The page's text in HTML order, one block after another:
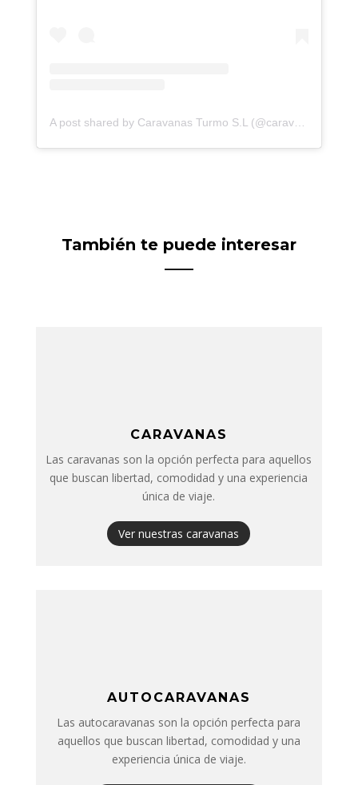
A post shared by Caravanas Turmo S.L (@caravanasturmo)
También te puede interesar
CARAVANAS
Las caravanas son la opción perfecta para aquellos
que buscan libertad, comodidad y una experiencia
única de viaje.
Ver nuestras caravanas
AUTOCARAVANAS
Las autocaravanas son la opción perfecta para
aquellos que buscan libertad, comodidad y una
experiencia única de viaje.